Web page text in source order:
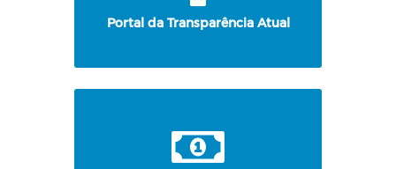
Portal da Transparência Atual